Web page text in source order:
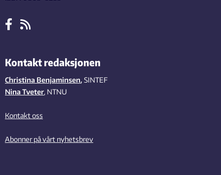
Kontakt redaksjonen
Christina Benjaminsen, SINTEF
Nina Tveter, NTNU
Kontakt oss
Abonner på vårt nyhetsbrev